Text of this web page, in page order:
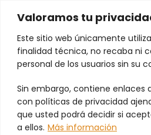
Valoramos tu
Este sitio web únicamente
finalidad técnica, no recaba ni
personal de los usuarios sin su
Sin embargo, contiene enlaces
con políticas de privacidad
que usted podrá decidir si
a ellos. Más información
Instalación de
de Garaje
Servicio especializado
de puertas de garaje